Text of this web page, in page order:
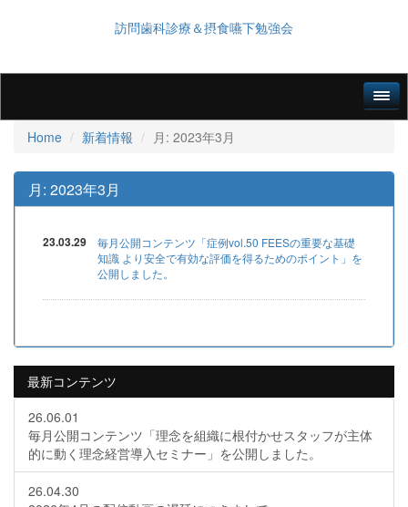
訪問歯科診療＆摂食嚥下勉強会
Home 新着情報 月: 2023年3月
月: 2023年3月
23.03.29
毎月公開コンテンツ「症例vol.50 FEESの重要な基礎
知識 より安全で有効な評価を得るためのポイント」を
公開しました。
最新コンテンツ
26.06.01
毎月公開コンテンツ「理念を組織に根付かせスタッフが主体
的に動く理念経営導入セミナー」を公開しました。
26.04.30